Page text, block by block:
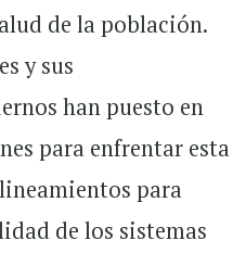
de la población.
y sus
han puesto en
para enfrentar esta
para
de los sistemas